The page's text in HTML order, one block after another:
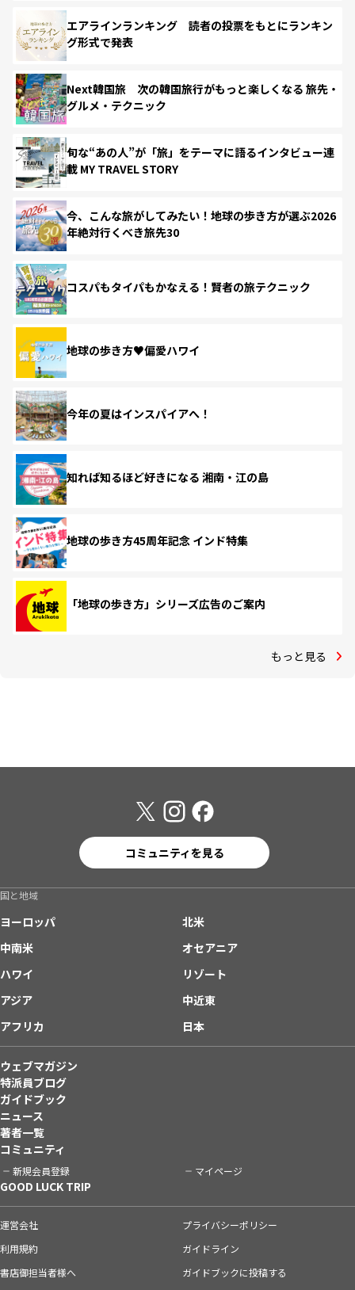
エアラインランキング 読者の投票をもとにランキン
グ形式で発表
Next韓国旅 次の韓国旅行がもっと楽しくなる 旅先・
グルメ・テクニック
旬な“あの人”が「旅」をテーマに語るインタビュー連
載 MY TRAVEL STORY
今、こんな旅がしてみたい！地球の歩き方が選ぶ2026
年絶対行くべき旅先30
コスパもタイパもかなえる！賢者の旅テクニック
地球の歩き方♥偏愛ハワイ
今年の夏はインスパイアへ！
知れば知るほど好きになる 湘南・江の島
地球の歩き方45周年記念 インド特集
「地球の歩き方」シリーズ広告のご案内
もっと見る
コミュニティを見る
国と地域
ヨーロッパ
北米
中南米
オセアニア
ハワイ
リゾート
アジア
中近東
アフリカ
日本
ウェブマガジン
特派員ブログ
ガイドブック
ニュース
著者一覧
コミュニティ
新規会員登録 マイページ
GOOD LUCK TRIP
運営会社
プライバシーポリシー
利用規約
ガイドライン
書店御担当者様へ
ガイドブックに投稿する